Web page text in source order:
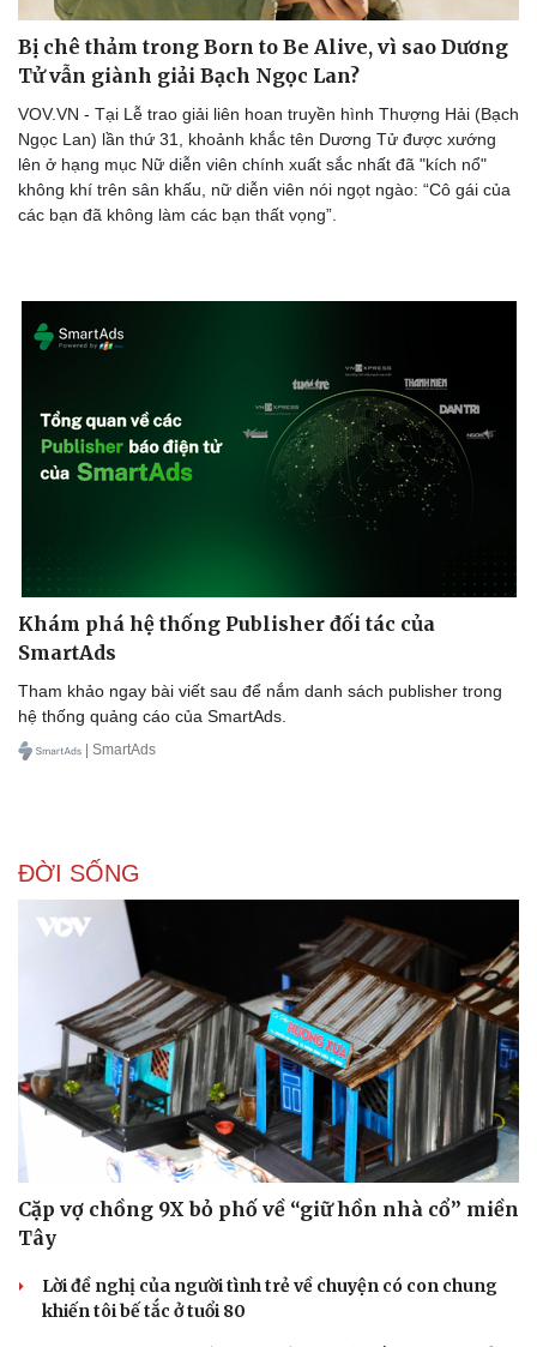
Văn hóa
Sân khấu - Điện ảnh
Văn học
Âm nhạc
Giải trí
Thời trang
Bị chê thảm trong Born to Be Alive, vì sao Dương
Tử vẫn giành giải Bạch Ngọc Lan?
VOV.VN - Tại Lễ trao giải liên hoan truyền hình Thượng Hải (Bạch
Ngọc Lan) lần thứ 31, khoảnh khắc tên Dương Tử được xướng
lên ở hạng mục Nữ diễn viên chính xuất sắc nhất đã "kích nổ"
không khí trên sân khấu, nữ diễn viên nói ngọt ngào: “Cô gái của
các bạn đã không làm các bạn thất vọng”.
Khám phá hệ thống Publisher đối tác của
SmartAds
Tham khảo ngay bài viết sau để nắm danh sách publisher trong
hệ thống quảng cáo của SmartAds.
| SmartAds
ĐỜI SỐNG
Cặp vợ chồng 9X bỏ phố về “giữ hồn nhà cổ” miền
Tây
Lời đề nghị của người tình trẻ về chuyện có con chung
khiến tôi bế tắc ở tuổi 80